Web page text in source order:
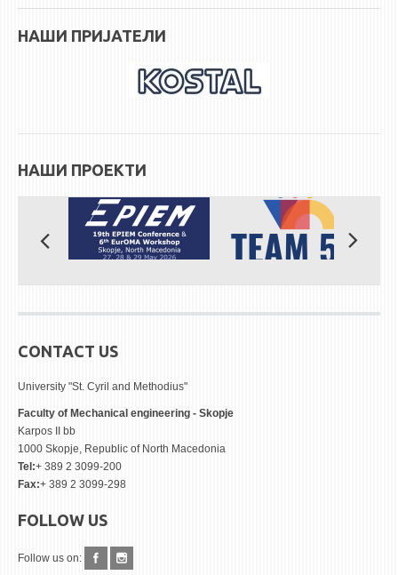
STUDENT ISSUES
LIBRARY
DA VINCI MAGAZINE
НАШИ ПРИЈАТЕЛИ
НАШИ ПРОЕКТИ
CONTACT US
University "St. Cyril and Methodius"
Faculty of Mechanical engineering - Skopje
Karpos II bb
1000 Skopje, Republic of North Macedonia
Tel:+ 389 2 3099-200
Fax:+ 389 2 3099-298
FOLLOW US
Follow us on: